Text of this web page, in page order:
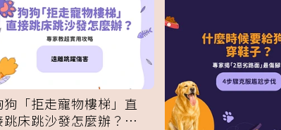
狗「拒走寵物樓梯」直
跳床跳沙發怎麼辦？專